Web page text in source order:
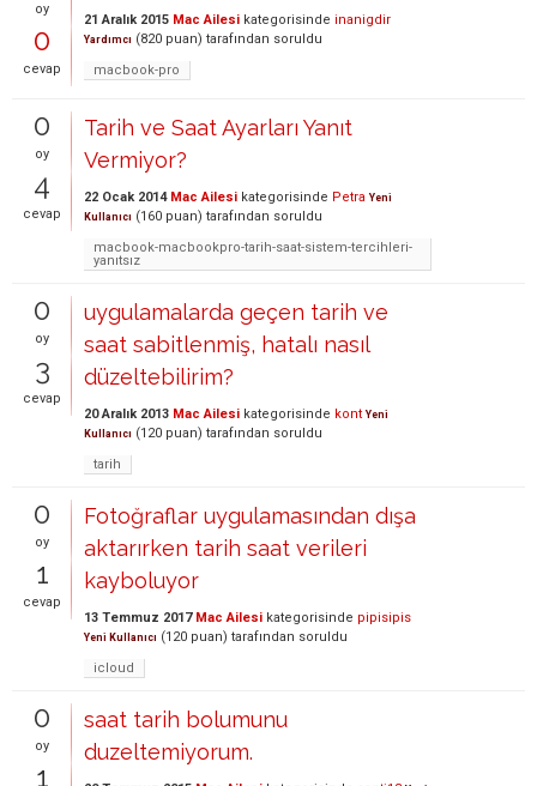
oy
0
cevap
21 Aralık 2015 Mac Ailesi kategorisinde inanigdir
Yardımcı (820 puan) tarafından soruldu
macbook-pro
0
oy
4
cevap
Tarih ve Saat Ayarları Yanıt
Vermiyor?
22 Ocak 2014 Mac Ailesi kategorisinde Petra Yeni
Kullanıcı (160 puan) tarafından soruldu
macbook-macbookpro-tarih-saat-sistem-tercihleri-
yanıtsız
0
oy
3
cevap
uygulamalarda geçen tarih ve
saat sabitlenmiş, hatalı nasıl
düzeltebilirim?
20 Aralık 2013 Mac Ailesi kategorisinde kont Yeni
Kullanıcı (120 puan) tarafından soruldu
tarih
0
oy
1
cevap
Fotoğraflar uygulamasından dışa
aktarırken tarih saat verileri
kayboluyor
13 Temmuz 2017 Mac Ailesi kategorisinde pipisipis
Yeni Kullanıcı (120 puan) tarafından soruldu
icloud
0
oy
1
saat tarih bolumunu
duzeltemiyorum.